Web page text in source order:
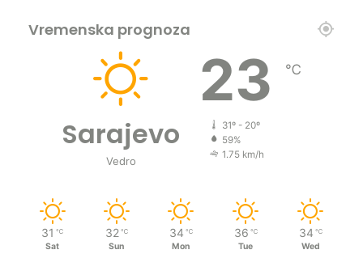
Vremenska prognoza
Sarajevo
Vedro
23 ℃
31º - 20º
59%
1.75 km/h
31 ℃
Sat
32 ℃
Sun
34 ℃
Mon
36 ℃
Tue
34 ℃
Wed